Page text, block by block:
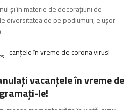
și în materie de decorațiuni de
diversitatea de pe podiumuri, e ușor
vacanțele în vreme de
le!